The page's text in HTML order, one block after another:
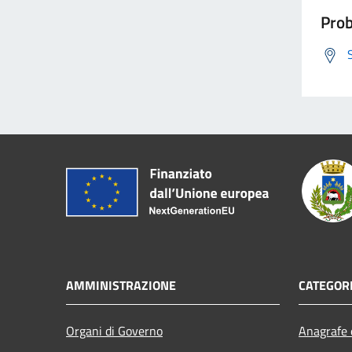
AMMINISTRAZIONE
Organi di Governo